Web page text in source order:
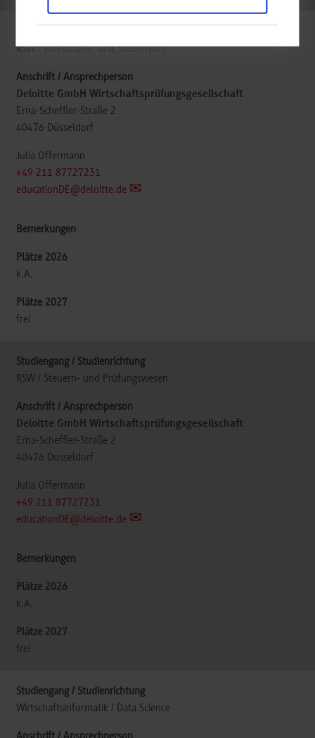
RSW / Wirtschafts- und Steuerrecht
Deloitte GmbH Wirtschaftsprüfungsgesellschaft
Erna-Scheffler-Straße 2
40476 Düsseldorf
Julia Offermann
+49 211 87727231
educationDE@deloitte.de
k.A.
frei
RSW / Steuern- und Prüfungswesen
Deloitte GmbH Wirtschaftsprüfungsgesellschaft
Erna-Scheffler-Straße 2
40476 Düsseldorf
Julia Offermann
+49 211 87727231
educationDE@deloitte.de
k.A.
frei
Wirtschaftsinformatik / Data Science